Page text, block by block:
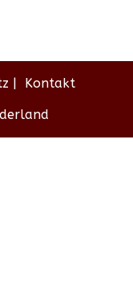
Kontakt